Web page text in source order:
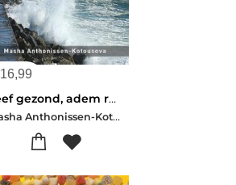
16,99
Leef gezond, adem rustig
Masha Anthonissen-Kotousova